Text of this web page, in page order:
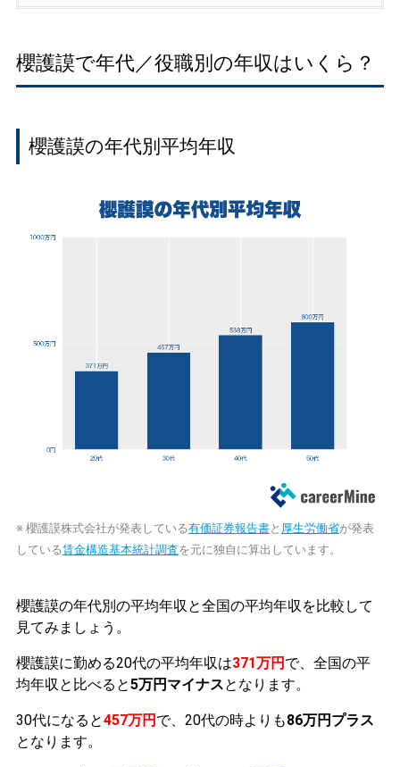
櫻護謨で年代／役職別の年収はいくら？
櫻護謨の年代別平均年収
※ 櫻護謨株式会社が発表している有価証券報告書と 厚生労働省が発表
している賃金構造基本統計調査を元に独自に算出しています。
櫻護謨の年代別の平均年収と全国の平均年収を比較して
見てみましょう。
櫻護謨に勤める20代の平均年収は371万円 で、全国の平
均年収と比べると5万円マイナスとなります。
30代になると457万円 で、20代の時よりも86万円プラス
となります。